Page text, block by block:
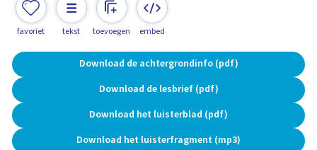
favoriet tekst toevoegen embed
Download de achtergrondinfo (pdf)
Download de lesbrief (pdf)
Download het luisterblad (pdf)
Download het luisterfragment (mp3)